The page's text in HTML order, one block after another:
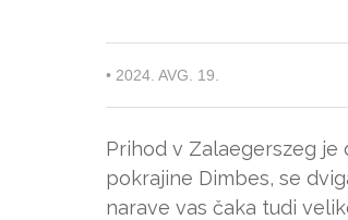
• 2024. AVG. 19.
Prihod v Zalaegerszeg
pokrajine Dimbes, se
narave vas čaka tudi